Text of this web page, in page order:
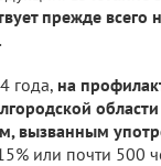
прежде всего
года, на
области
вызванным
или почти 500